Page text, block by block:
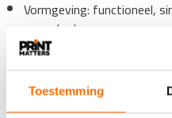
Toestemming
Vormgeving: functioneel,
veranderd
Taal: vanaf 1994
Frans)
Verkoop: online en in een
(o.a. Athenaeum